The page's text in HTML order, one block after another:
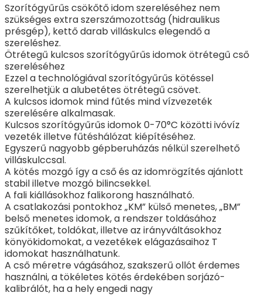
Szorítógyűrűs csökőtő idom szereléséhez nem
szükséges extra szerszámozottság (hidraulikus
présgép), kettő darab villáskulcs elegendő a
szereléshez.
Ötrétegű kulcsos szorítógyűrűs idomok ötrétegű cső
szereléséhez
Ezzel a technológiával szorítógyűrűs kötéssel
szerelhetjük a alubetétes ötrétegű csövet.
A kulcsos idomok mind fűtés mind vízvezeték
szerelésére alkalmasak.
Kulcsos szorítógyűrűs idomok 0-70°C közötti ivóvíz
vezeték illetve fűtéshálózat kiépítéséhez.
Egyszerű nagyobb gépberuházás nélkül szerelhető
villáskulccsal.
A kötés mozgó így a cső és az idomrögzítés ajánlott
stabil illetve mozgó bilincsekkel.
A fali kiállásokhoz falikorong használható.
A csatlakozási pontokhoz „KM” külső menetes, „BM”
belső menetes idomok, a rendszer toldásához
szűkítőket, toldókat, illetve az irányváltásokhoz
könyökidomokat, a vezetékek elágazásaihoz T
idomokat használhatunk.
A cső méretre vágásához, szakszerű ollót érdemes
használni, a tökéletes kötés érdekében sorjázó-
kalibrálót, ha a hely engedi nagy